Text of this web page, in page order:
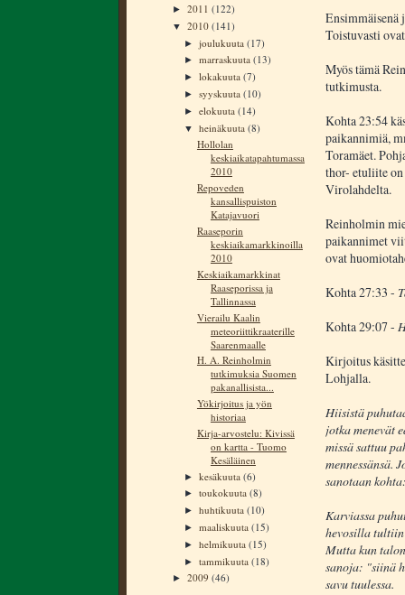
► 2011 (122)
▼ 2010 (141)
►joulukuuta(17)
►marraskuuta(13)
►lokakuuta(7)
►syyskuuta(10)
►elokuuta(14)
▼heinäkuuta(8)
Hollolan
keskiaikatapahtumassa
2010
Repoveden
kansallispuiston
Katajavuori
Raaseporin
keskiaikamarkkinoilla
2010
Keskiaikamarkkinat
Raaseporissa ja
Tallinnassa
Vierailu Kaalin
meteoriittikraaterille
Saarenmaalle
H. A. Reinholmin
tutkimuksia Suomen
pakanallisista...
Yökirjoitus ja yön
historiaa
Kirja-arvostelu: Kivissä
on kartta - Tuomo
Kesäläinen
►kesäkuuta(6)
►toukokuuta(8)
►huhtikuuta(10)
►maaliskuuta(15)
►helmikuuta(15)
►tammikuuta(18)
► 2009 (46)
Ensimmäisenä
Toistuvasti
Myös tämä
tutkimusta.
Kohta 23:54
paikannimiä,
Toramäet.
thor- etuliite on
Virolahdelta.
Reinholmin
paikannimet
ovat
Kohta 27:33 -
Kohta 29:07 -
Kirjoitus
Lohjalla.
Hiisistä
jotka menevät
missä sattuu
mennessänsä.
sanotaan
Karviassa
hevosilla
Mutta kun
sanoja: "siinä
savu tuulessa.